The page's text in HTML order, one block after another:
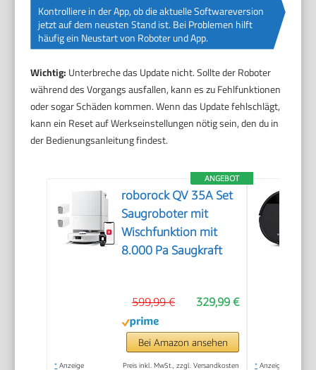
Kontrolliere in der App, ob die aktuelle Softwareversion
jetzt auf dem neusten Stand ist. Bei Problemen hilft
häufig ein Neustart von Roboter und App.
Wichtig: Unterbreche das Update nicht. Sollte der Roboter
während des Vorgangs ausfallen, kann es zu Fehlfunktionen
oder sogar Schäden kommen. Wenn das Update fehlschlägt,
kann ein Reset auf Werkseinstellungen nötig sein, den du in
der Bedienungsanleitung findest.
ANGEBOT
roborock QV 35A Set
Saugroboter mit
Wischfunktion mit
8.000 Pa Saugkraft
329,99 €
599,99 €
Bei Amazon ansehen
* Anzeige Preis inkl. MwSt., zzgl. Versandkosten * Anzeige